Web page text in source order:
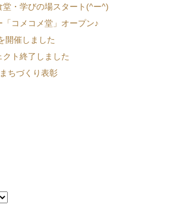
・学びの場スタート(^ー^)
コメコメ堂」オープン♪
開催しました
ト終了しました
ちづくり表彰